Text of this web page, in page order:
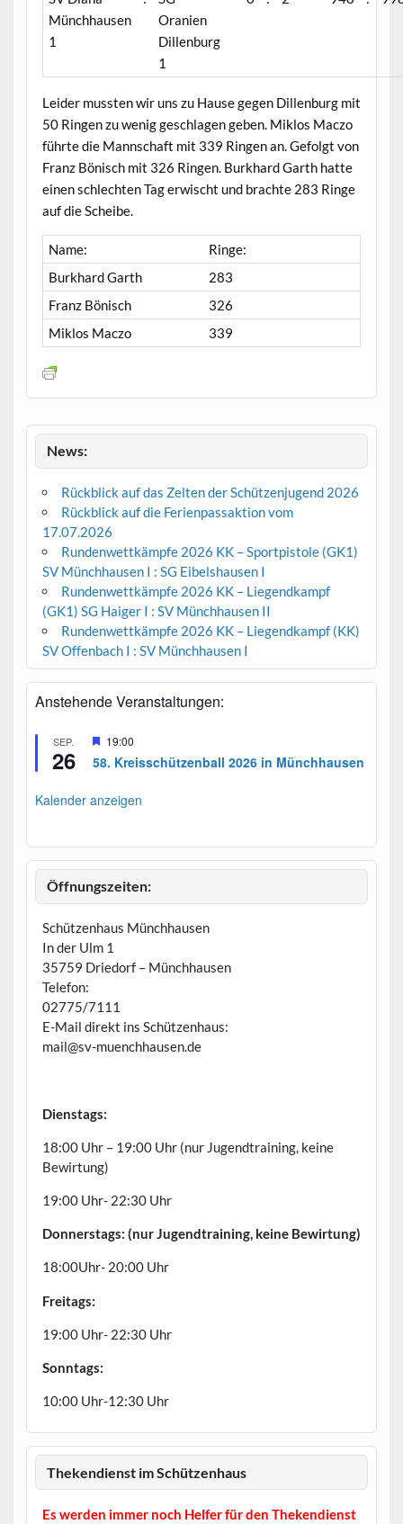
Münchhausen
1
Oranien
Dillenburg
1
Leider mussten wir uns zu Hause gegen Dillenburg mit
50 Ringen zu wenig geschlagen geben. Miklos Maczo
führte die Mannschaft mit 339 Ringen an. Gefolgt von
Franz Bönisch mit 326 Ringen. Burkhard Garth hatte
einen schlechten Tag erwischt und brachte 283 Ringe
auf die Scheibe.
Name:
Ringe:
Burkhard Garth
283
Franz Bönisch
326
Miklos Maczo
339
News:
Rückblick auf das Zelten der Schützenjugend 2026
Rückblick auf die Ferienpassaktion vom
17.07.2026
Rundenwettkämpfe 2026 KK – Sportpistole (GK1)
SV Münchhausen I : SG Eibelshausen I
Rundenwettkämpfe 2026 KK – Liegendkampf
(GK1) SG Haiger I : SV Münchhausen II
Rundenwettkämpfe 2026 KK – Liegendkampf (KK)
SV Offenbach I : SV Münchhausen I
Anstehende Veranstaltungen:
SEP.
26
H
r
o
o
b
19:00
58. Kreisschützenball 2026 in Münchhausen
Kalender anzeigen
Öffnungszeiten:
Schützenhaus Münchhausen
In der Ulm 1
35759 Driedorf – Münchhausen
Telefon:
02775/7111
E-Mail direkt ins Schützenhaus:
mail@sv-muenchhausen.de
Dienstags:
18:00 Uhr – 19:00 Uhr (nur Jugendtraining, keine
Bewirtung)
19:00 Uhr- 22:30 Uhr
Donnerstags: (nur Jugendtraining, keine Bewirtung)
18:00Uhr- 20:00 Uhr
Freitags:
19:00 Uhr- 22:30 Uhr
Sonntags:
10:00 Uhr-12:30 Uhr
Thekendienst im Schützenhaus
Es werden immer noch Helfer für den Thekendienst